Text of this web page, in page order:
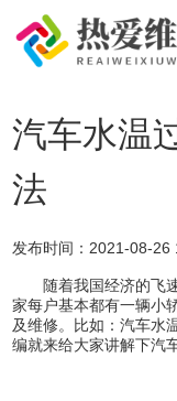
汽车水温
法
发布时间： 2021-08-26
随着我国经济的飞
家每户基本都有一辆小
及维修。比如：汽车水
编就来给大家讲解下汽